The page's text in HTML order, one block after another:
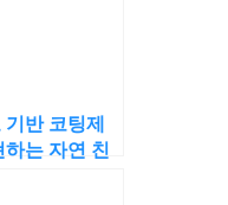
기반 코팅제
하는 자연 친